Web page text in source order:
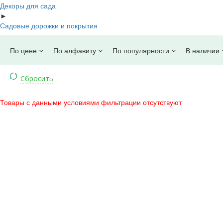
Декоры для сада
►
Садовые дорожки и покрытия
По цене По алфавиту По популярности В наличии
Товары с данными условиями фильтрации отсутствуют